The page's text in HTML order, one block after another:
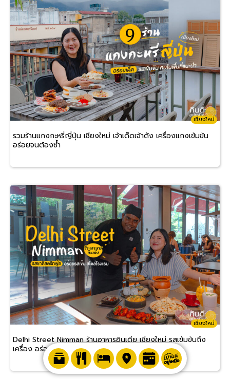
เชียงใหม่
รวมร้านแกงกะหรี่ญี่ปุ่น เชียงใหม่ เจ้าเด็ดเจ้าดัง เครื่องแกงเข้มข้น
อร่อยจนต้องซ้ำ
เชียงใหม่
Delhi Street Nimman ร้านอาหารอินเดีย เชียงใหม่ รสเข้มข้นถึง
เครื่อง อร่อยทานง่าย ราคาสบายกระเป๋า